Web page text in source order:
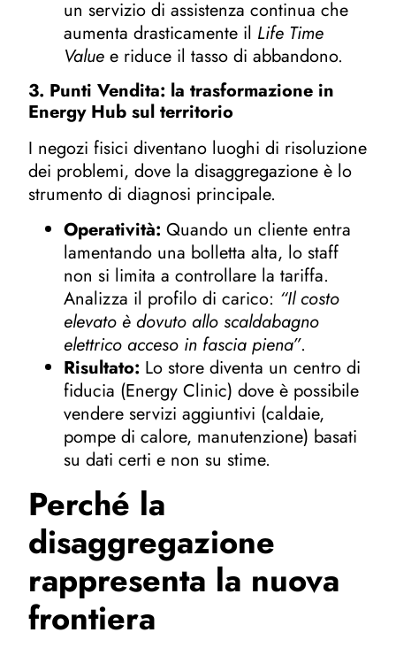
un servizio di assistenza continua che
aumenta drasticamente il Life Time
Value e riduce il tasso di abbandono.
3. Punti Vendita: la trasformazione in
Energy Hub sul territorio
I negozi fisici diventano luoghi di risoluzione
dei problemi, dove la disaggregazione è lo
strumento di diagnosi principale.
Operatività: Quando un cliente entra
lamentando una bolletta alta, lo staff
non si limita a controllare la tariffa.
Analizza il profilo di carico: “Il costo
elevato è dovuto allo scaldabagno
elettrico acceso in fascia piena”.
Risultato: Lo store diventa un centro di
fiducia (Energy Clinic) dove è possibile
vendere servizi aggiuntivi (caldaie,
pompe di calore, manutenzione) basati
su dati certi e non su stime.
Perché la
disaggregazione
rappresenta la nuova
frontiera